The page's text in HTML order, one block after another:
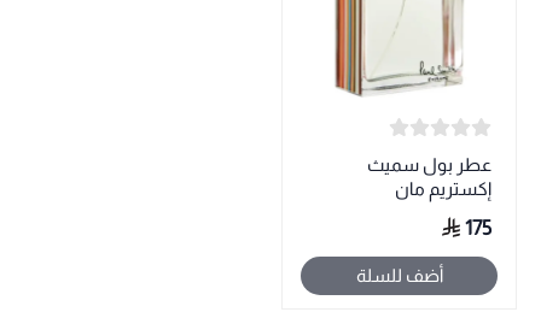
عطر بول سميث
إكستريم مان
175
أضف للسلة